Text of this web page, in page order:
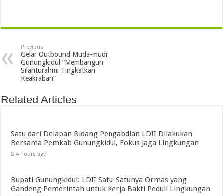
Previous
Gelar Outbound Muda-mudi
Gunungkidul “Membangun
Silahturahmi Tingkatkan
Keakraban”
Related Articles
Satu dari Delapan Bidang Pengabdian LDII Dilakukan
Bersama Pemkab Gunungkidul, Fokus Jaga Lingkungan
4 hours ago
Bupati Gunungkidul: LDII Satu-Satunya Ormas yang
Gandeng Pemerintah untuk Kerja Bakti Peduli Lingkungan